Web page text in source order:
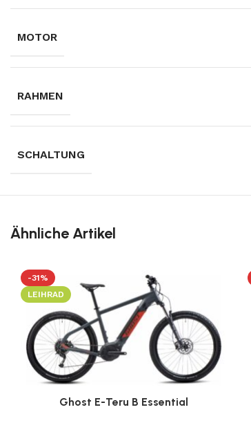
MOTOR
RAHMEN
SCHALTUNG
Ähnliche Artikel
-31%
LEIHRAD
Ghost E-Teru B Essential